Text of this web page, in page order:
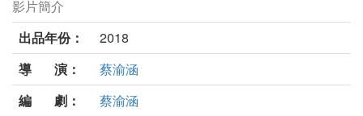
私家車劇照
影片簡介
出品年份：
2018
導 演：
蔡渝涵
編 劇：
蔡渝涵